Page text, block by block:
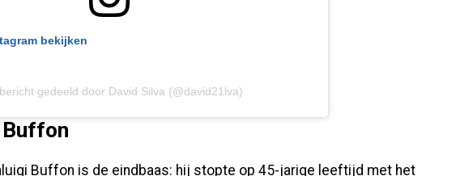
bekijken
gedeeld door David Silva (@david21lva)
Buffon is de eindbaas: hij stopte op 45-jarige leeftijd met het